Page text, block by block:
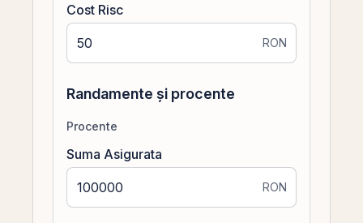
Cost Risc
RON
Randamente și procente
Procente
Suma Asigurata
RON